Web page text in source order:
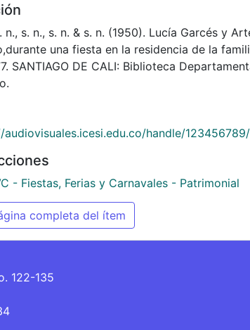
n., s. n., s. n. & s. n. (1950). Lucía Garcés y
una fiesta en la residencia de la
SANTIAGO DE CALI: Biblioteca
audiovisuales.icesi.edu.co/handle/
- Fiestas, Ferias y Carnavales - Patrimonial
completa del ítem
122-135